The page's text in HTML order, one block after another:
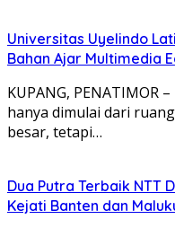
Universitas Uyelindo
Bahan Ajar Multimedia
KUPANG, PENATIMOR
hanya dimulai dari
besar, tetapi…
Dua Putra Terbaik NTT
Kejati Banten dan